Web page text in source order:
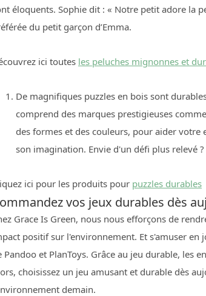
éloquents. Sophie dit : « Notre petit adore la
du petit garçon d’Emma.
ici toutes les peluches mignonnes et
De magnifiques puzzles en bois sont
comprend des marques prestigieuses
des formes et des couleurs, pour aider
son imagination. Envie d'un défi plus relevé
ici pour les produits pour puzzles durables
vos jeux durables dès
Grace Is Green, nous nous efforçons de
positif sur l'environnement. Et s'amuser
Pandoo et PlanToys. Grâce au jeu durable,
choisissez un jeu amusant et durable dès
demain.